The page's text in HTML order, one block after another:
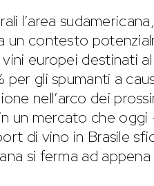
l’area sudamericana,
un contesto
europei destinati
gli spumanti a
nell’arco dei
un mercato che oggi
di vino in Brasile
si ferma ad